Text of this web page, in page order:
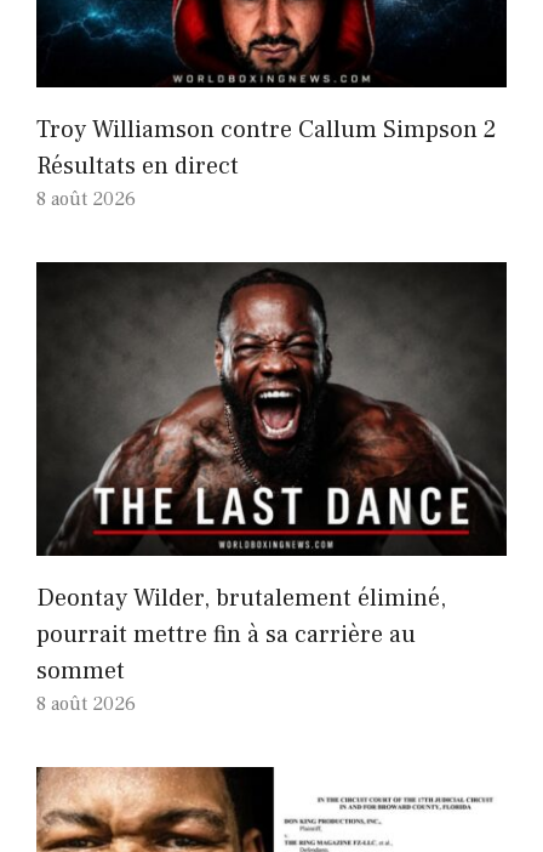
Troy Williamson contre Callum Simpson 2
Résultats en direct
8 août 2026
Deontay Wilder, brutalement éliminé,
pourrait mettre fin à sa carrière au
sommet
8 août 2026